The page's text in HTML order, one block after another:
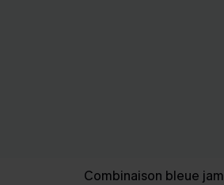
Combinaison bleue